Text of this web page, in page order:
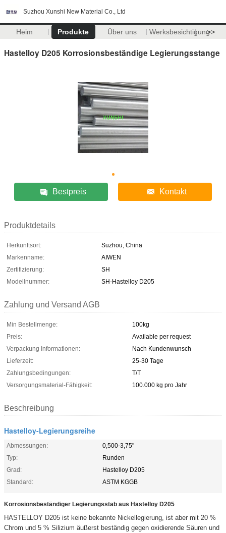
Suzhou Xunshi New Material Co., Ltd
Heim Produkte Über uns Werksbesichtigung>>
Hastelloy D205 Korrosionsbeständige Legierungsstange
Bestpreis Kontakt
Produktdetails
Herkunftsort:
Suzhou, China
Markenname:
AIWEN
Zertifizierung:
SH
Modellnummer:
SH-Hastelloy D205
Zahlung und Versand AGB
Min Bestellmenge:
100kg
Preis:
Available per request
Verpackung Informationen:
Nach Kundenwunsch
Lieferzeit:
25-30 Tage
Zahlungsbedingungen:
T/T
Versorgungsmaterial-Fähigkeit:
100.000 kg pro Jahr
Beschreibung
Hastelloy-Legierungsreihe
Abmessungen:
0,500-3,75"
Typ:
Runden
Grad:
Hastelloy D205
Standard:
ASTM KGGB
Korrosionsbeständiger Legierungsstab aus Hastelloy D205
HASTELLOY D205 ist keine bekannte Nickellegierung, ist aber mit 20 %
Chrom und 5 % Silizium äußerst beständig gegen oxidierende Säuren und